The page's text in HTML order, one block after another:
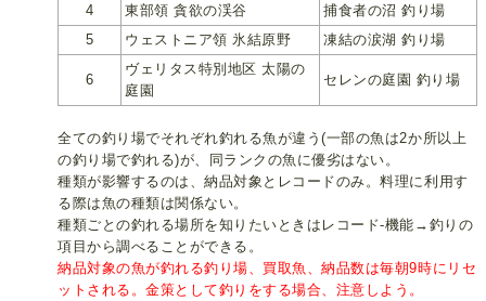
4
東部領 貪欲の渓谷
捕食者の沼 釣り場
5
ウェストニア領 氷結原野 凍結の涙湖 釣り場
6
ヴェリタス特別地区 太陽の
庭園
セレンの庭園 釣り場
全ての釣り場でそれぞれ釣れる魚が違う(一部の魚は2か所以上
の釣り場で釣れる)が、同ランクの魚に優劣はない。
種類が影響するのは、納品対象とレコードのみ。料理に利用す
る際は魚の種類は関係ない。
種類ごとの釣れる場所を知りたいときはレコード-機能→釣りの
項目から調べることができる。
納品対象の魚が釣れる釣り場、買取魚、納品数は毎朝9時にリセ
ットされる。金策として釣りをする場合、注意しよう。